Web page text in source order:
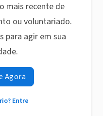
mais recente de
ou voluntariado.
para agir em sua
Agora
Entre